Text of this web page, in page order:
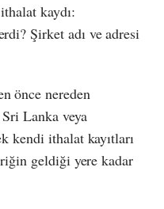
kaydı:
Şirket adı ve adresi
önce nereden
Lanka veya
kendi ithalat kayıtları
geldiği yere kadar